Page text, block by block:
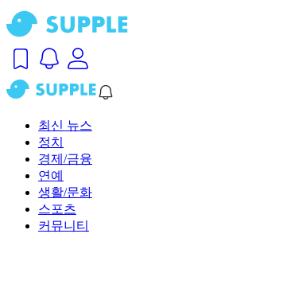
최신 뉴스
정치
경제/금융
연예
생활/문화
스포츠
커뮤니티